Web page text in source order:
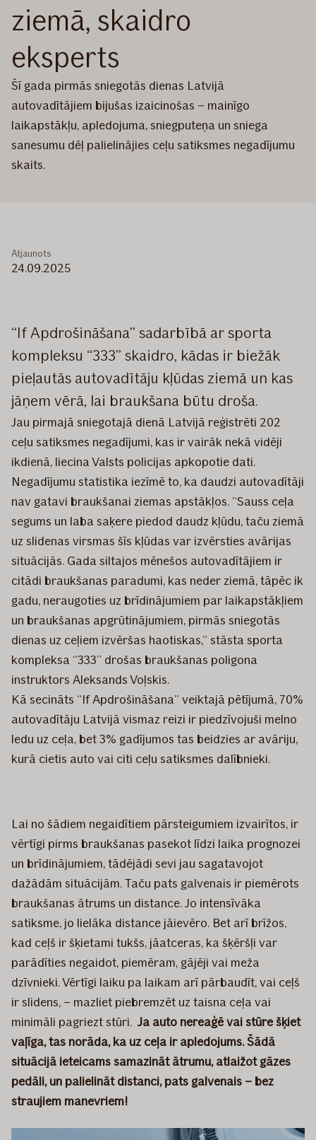
ziemā, skaidro
eksperts
Šī gada pirmās sniegotās dienas Latvijā
autovadītājiem bijušas izaicinošas – mainīgo
laikapstākļu, apledojuma, sniegputeņa un sniega
sanesumu dēļ palielinājies ceļu satiksmes negadījumu
skaits.
Atjaunots
24.09.2025
“If Apdrošināšana” sadarbībā ar sporta
kompleksu “333” skaidro, kādas ir biežāk
pieļautās autovadītāju kļūdas ziemā un kas
jāņem vērā, lai braukšana būtu droša.
Jau pirmajā sniegotajā dienā Latvijā reģistrēti 202
ceļu satiksmes negadījumi, kas ir vairāk nekā vidēji
ikdienā, liecina Valsts policijas apkopotie dati.
Negadījumu statistika iezīmē to, ka daudzi autovadītāji
nav gatavi braukšanai ziemas apstākļos. “Sauss ceļa
segums un laba saķere piedod daudz kļūdu, taču ziemā
uz slidenas virsmas šīs kļūdas var izvērsties avārijas
situācijās. Gada siltajos mēnešos autovadītājiem ir
citādi braukšanas paradumi, kas neder ziemā, tāpēc ik
gadu, neraugoties uz brīdinājumiem par laikapstākļiem
un braukšanas apgrūtinājumiem, pirmās sniegotās
dienas uz ceļiem izvēršas haotiskas,” stāsta sporta
kompleksa “333” drošas braukšanas poligona
instruktors Aleksands Voļskis.
Kā secināts “If Apdrošināšana” veiktajā pētījumā, 70%
autovadītāju Latvijā vismaz reizi ir piedzīvojuši melno
ledu uz ceļa, bet 3% gadījumos tas beidzies ar avāriju,
kurā cietis auto vai citi ceļu satiksmes dalībnieki.
Lai no šādiem negaidītiem pārsteigumiem izvairītos, ir
vērtīgi pirms braukšanas pasekot līdzi laika prognozei
un brīdinājumiem, tādējādi sevi jau sagatavojot
dažādām situācijām. Taču pats galvenais ir piemērots
braukšanas ātrums un distance. Jo intensīvāka
satiksme, jo lielāka distance jāievēro. Bet arī brīžos,
kad ceļš ir šķietami tukšs, jāatceras, ka šķēršļi var
parādīties negaidot, piemēram, gājēji vai meža
dzīvnieki. Vērtīgi laiku pa laikam arī pārbaudīt, vai ceļš
ir slidens, – mazliet piebremzēt uz taisna ceļa vai
minimāli pagriezt stūri. Ja auto nereaģē vai stūre šķiet
vaļīga, tas norāda, ka uz ceļa ir apledojums. Šādā
situācijā ieteicams samazināt ātrumu, atlaižot gāzes
pedāli, un palielināt distanci, pats galvenais – bez
straujiem manevriem!